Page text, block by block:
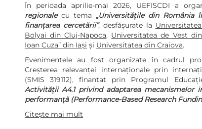
În perioada aprilie-mai 2026, UEFISCDI a
regionalecu tema „Universitățile din România
finanțarea cercetării”, desfășurate la
Bolyai din Cluj-Napoca, Universitatea de Vest
Ioan Cuza” din Iași și Universitatea din Craiova.
Evenimentele au fost organizate în cadrul
Creșterea relevanței internaționale prin
(SMIS 319112), finanțat prin Programul
Activității A4.1 privind adaptarea mecanismelor
performanță (Performance-Based Research
Citește mai mult